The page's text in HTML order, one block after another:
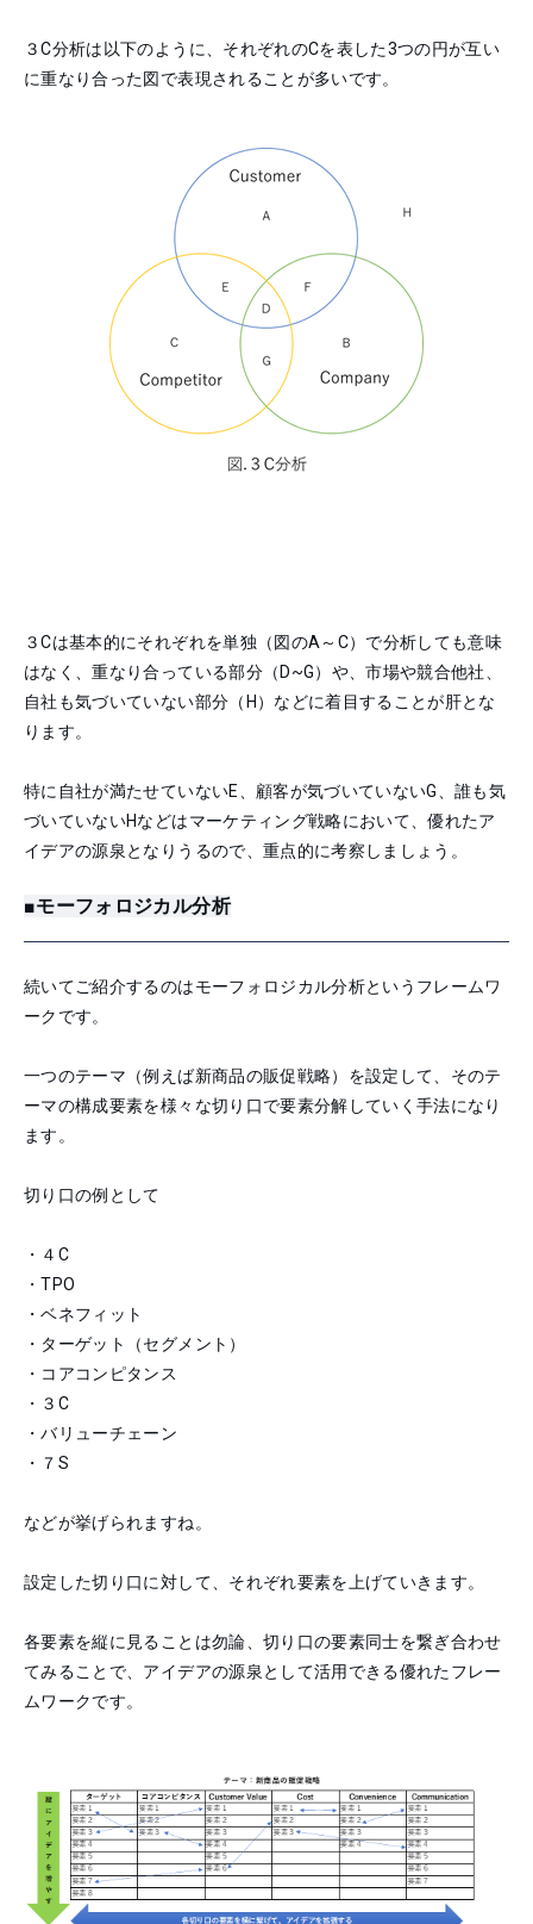
３C分析は以下のように、それぞれのCを表した3つの円が互い
に重なり合った図で表現されることが多いです。
３Cは基本的にそれぞれを単独（図のA～C）で分析しても意味
はなく、重なり合っている部分（D~G）や、市場や競合他社、
自社も気づいていない部分（H）などに着目することが肝とな
ります。
特に自社が満たせていないE、顧客が気づいていないG、誰も気
づいていないHなどはマーケティング戦略において、優れたア
イデアの源泉となりうるので、重点的に考察しましょう。
■モーフォロジカル分析
続いてご紹介するのはモーフォロジカル分析というフレームワ
ークです。
一つのテーマ（例えば新商品の販促戦略）を設定して、そのテ
ーマの構成要素を様々な切り口で要素分解していく手法になり
ます。
切り口の例として
・４C
・TPO
・ベネフィット
・ターゲット（セグメント）
・コアコンピタンス
・３C
・バリューチェーン
・７S
などが挙げられますね。
設定した切り口に対して、それぞれ要素を上げていきます。
各要素を縦に見ることは勿論、切り口の要素同士を繋ぎ合わせ
てみることで、アイデアの源泉として活用できる優れたフレー
ムワークです。